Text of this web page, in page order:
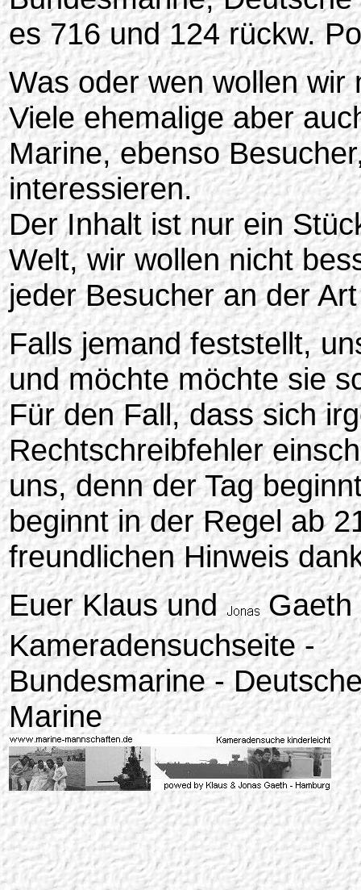
es 716 und 124 rückw.
Was oder wen wollen
Viele ehemalige aber
Marine, ebenso
interessieren.
Der Inhalt ist nur ein
Welt, wir wollen nicht
jeder Besucher an der
Falls jemand feststellt,
und möchte möchte sie
Für den Fall, dass sich
Rechtschreibfehler
uns, denn der Tag
beginnt in der Regel ab
freundlichen Hinweis
Euer Klaus und
Gaeth
Kameradensuchseite -
Bundesmarine -
Marine